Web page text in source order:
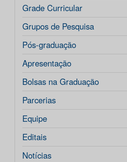
Grade Curricular
Grupos de Pesquisa
Pós-graduação
Apresentação
Bolsas na Graduação
Parcerias
Equipe
Editais
Notícias